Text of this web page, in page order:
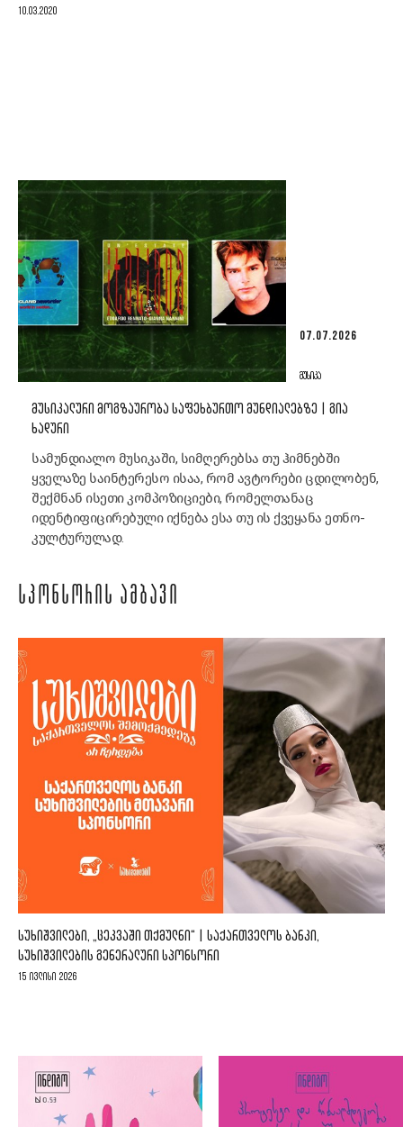
10.03.2020
07.07.2026
ᲛᲣᲡᲘᲙᲐ
ᲛᲣᲡᲘᲙᲐᲚᲣᲠᲘ ᲛᲝᲒᲖᲐᲣᲠᲝᲑᲐ ᲡᲐᲤᲔᲮᲑᲣᲠᲗᲝ ᲛᲣᲜᲓᲘᲐᲚᲔᲑᲖᲔ | ᲒᲘᲐ
ᲮᲐᲓᲣᲠᲘ
სამუნდიალო მუსიკაში, სიმღერებსა თუ ჰიმნებში
ყველაზე საინტერესო ისაა, რომ ავტორები ცდილობენ,
შექმნან ისეთი კომპოზიციები, რომელთანაც
იდენტიფიცირებული იქნება ესა თუ ის ქვეყანა ეთნო-
კულტურულად.
ᲡᲞᲝᲜᲡᲝᲠᲘᲡ ᲐᲛᲑᲐᲕᲘ
ᲡᲣᲮᲘᲨᲕᲘᲚᲔᲑᲘ, „ᲪᲔᲙᲕᲐᲨᲘ ᲗᲥᲛᲣᲚᲜᲘ“ | ᲡᲐᲥᲐᲠᲗᲕᲔᲚᲝᲡ ᲑᲐᲜᲙᲘ,
ᲡᲣᲮᲘᲨᲕᲘᲚᲔᲑᲘᲡ ᲒᲔᲜᲔᲠᲐᲚᲣᲠᲘ ᲡᲞᲝᲜᲡᲝᲠᲘ
15 ივლისი 2026